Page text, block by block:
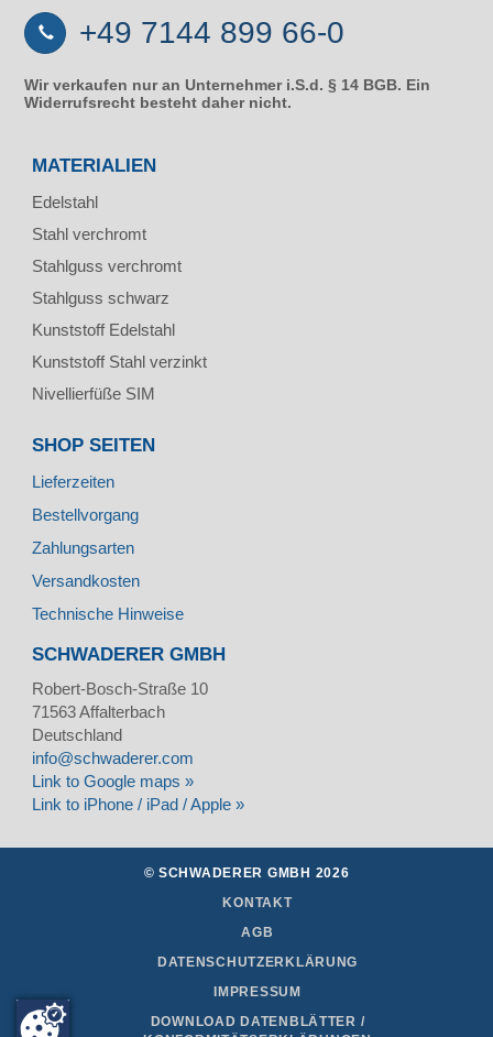
+49 7144 899 66-0
Wir verkaufen nur an Unternehmer i.S.d. § 14 BGB. Ein
Widerrufsrecht besteht daher nicht.
MATERIALIEN
Edelstahl
Stahl verchromt
Stahlguss verchromt
Stahlguss schwarz
Kunststoff Edelstahl
Kunststoff Stahl verzinkt
Nivellierfüße SIM
SHOP SEITEN
Lieferzeiten
Bestellvorgang
Zahlungsarten
Versandkosten
Technische Hinweise
SCHWADERER GMBH
Robert-Bosch-Straße 10
71563Affalterbach
Deutschland
info@schwaderer.com
Link to Google maps »
Link to iPhone / iPad / Apple »
© SCHWADERER GMBH 2026
KONTAKT
AGB
DATENSCHUTZERKLÄRUNG
IMPRESSUM
DOWNLOAD DATENBLÄTTER /